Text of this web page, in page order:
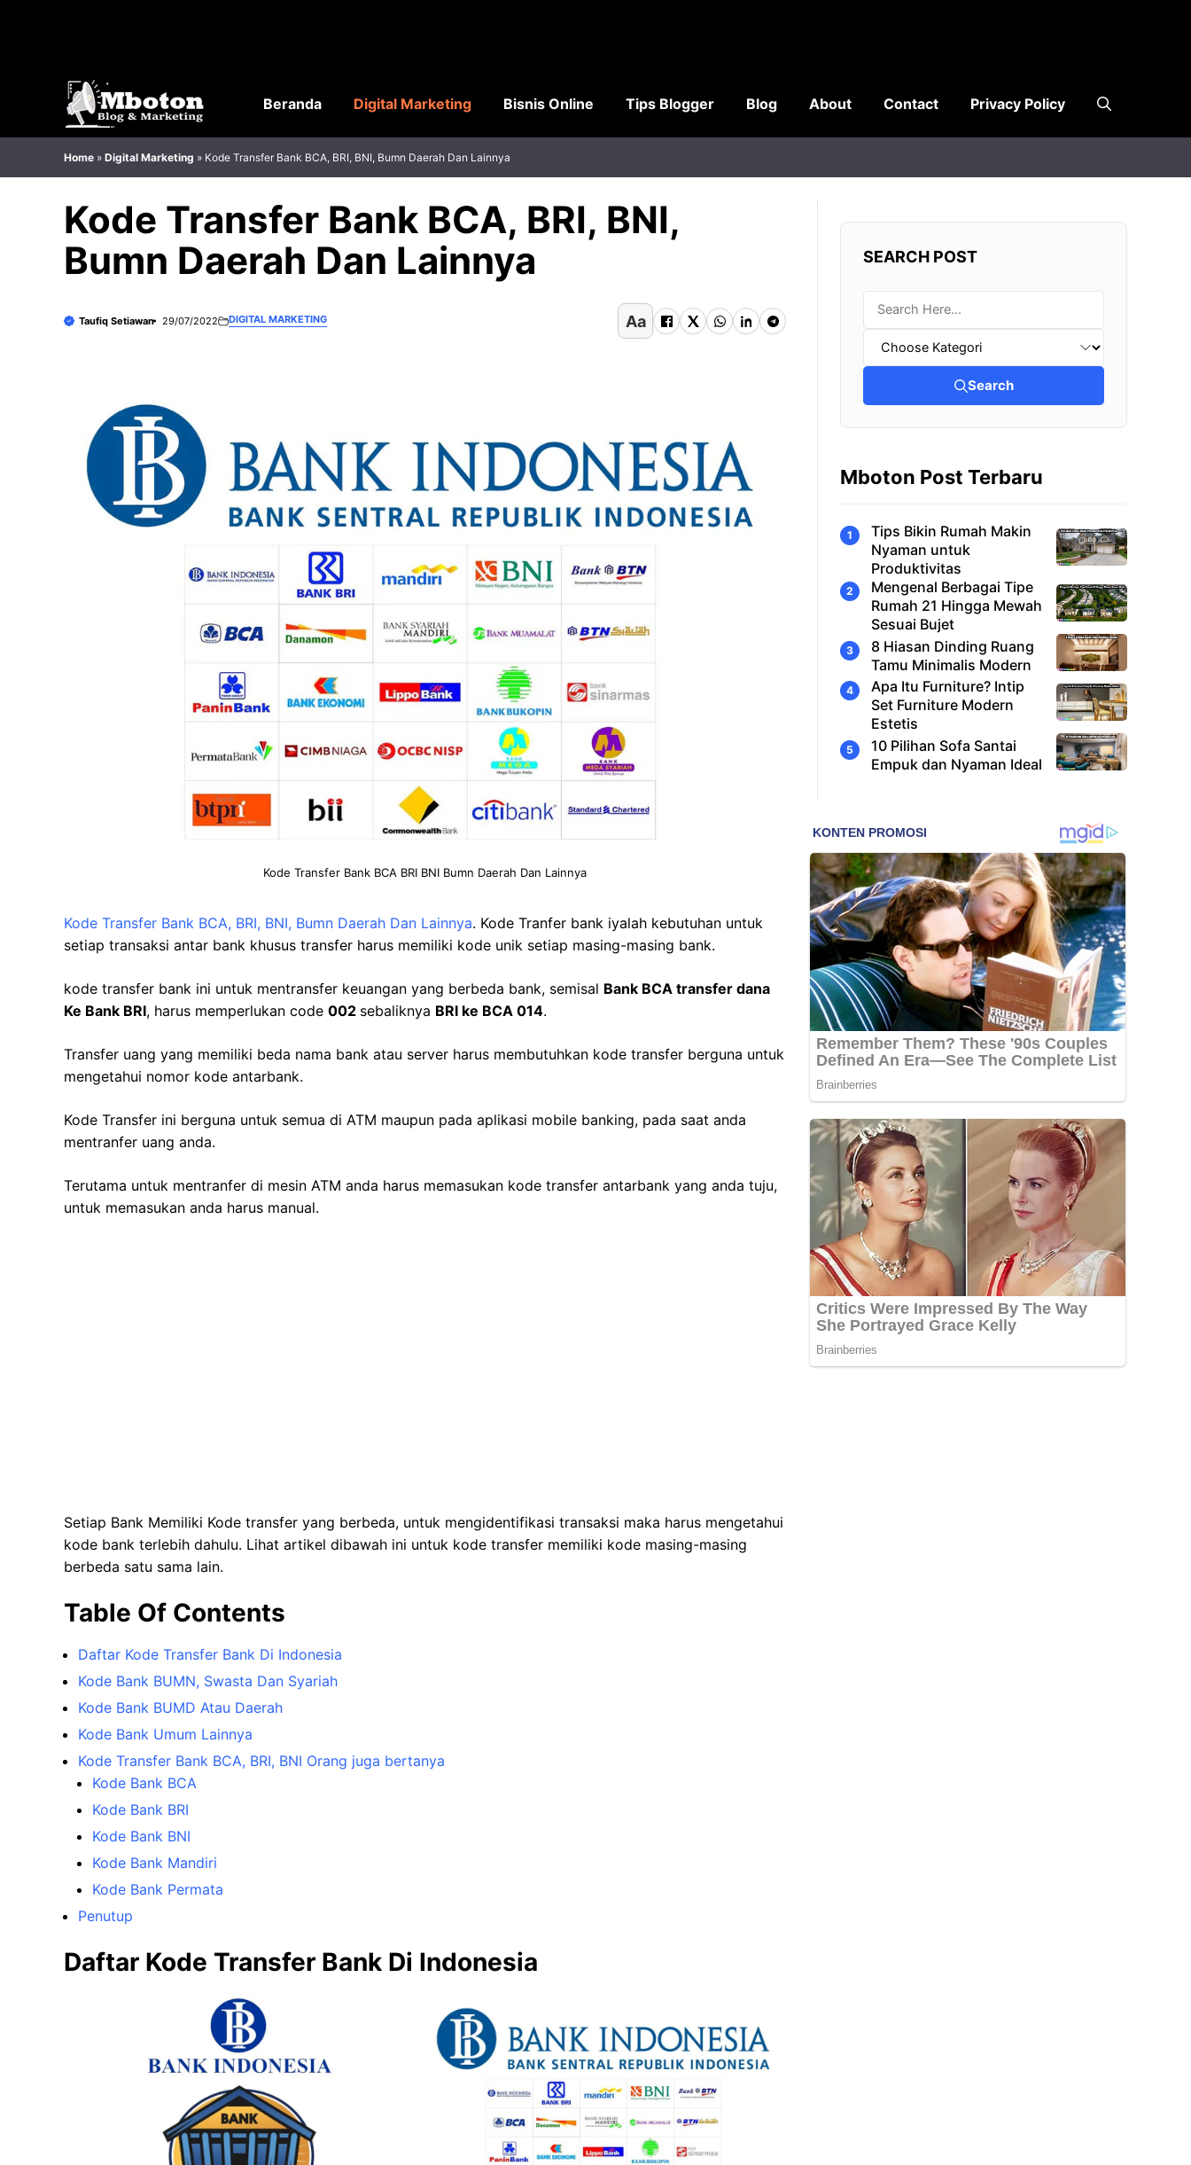
Beranda Digital Marketing Bisnis Online Tips Blogger Blog About Contact Privacy Policy
Home » Digital Marketing » Kode Transfer Bank BCA, BRI, BNI, Bumn Daerah Dan Lainnya
Kode Transfer Bank BCA, BRI, BNI,
Bumn Daerah Dan Lainnya
Taufiq Setiawan 29/07/2022 DIGITAL MARKETING Aa
Kode Transfer Bank BCA BRI BNI Bumn Daerah Dan Lainnya
Kode Transfer Bank BCA, BRI, BNI, Bumn Daerah Dan Lainnya. Kode Tranfer bank iyalah kebutuhan untuk
setiap transaksi antar bank khusus transfer harus memiliki kode unik setiap masing-masing bank.
kode transfer bank ini untuk mentransfer keuangan yang berbeda bank, semisal Bank BCA transfer dana
Ke Bank BRI, harus memperlukan code 002 sebaliknya BRI ke BCA 014.
Transfer uang yang memiliki beda nama bank atau server harus membutuhkan kode transfer berguna untuk
mengetahui nomor kode antarbank.
Kode Transfer ini berguna untuk semua di ATM maupun pada aplikasi mobile banking, pada saat anda
mentranfer uang anda.
Terutama untuk mentranfer di mesin ATM anda harus memasukan kode transfer antarbank yang anda tuju,
untuk memasukan anda harus manual.
Setiap Bank Memiliki Kode transfer yang berbeda, untuk mengidentifikasi transaksi maka harus mengetahui
kode bank terlebih dahulu. Lihat artikel dibawah ini untuk kode transfer memiliki kode masing-masing
berbeda satu sama lain.
Table Of Contents
Daftar Kode Transfer Bank Di Indonesia
Kode Bank BUMN, Swasta Dan Syariah
Kode Bank BUMD Atau Daerah
Kode Bank Umum Lainnya
Kode Transfer Bank BCA, BRI, BNI Orang juga bertanya
Kode Bank BCA
Kode Bank BRI
Kode Bank BNI
Kode Bank Mandiri
Kode Bank Permata
Penutup
Daftar Kode Transfer Bank Di Indonesia
SEARCH POST
Search
Mboton Post Terbaru
Tips Bikin Rumah Makin
Nyaman untuk
Produktivitas
Mengenal Berbagai Tipe
Rumah 21 Hingga Mewah
Sesuai Bujet
8 Hiasan Dinding Ruang
Tamu Minimalis Modern
Apa Itu Furniture? Intip
Set Furniture Modern
Estetis
10 Pilihan Sofa Santai
Empuk dan Nyaman Ideal